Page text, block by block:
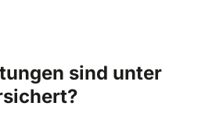
sind unter